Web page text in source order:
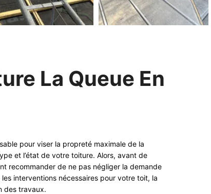
La Queue En
pour viser la propreté maximale de la
et l’état de votre toiture. Alors, avant de
recommander de ne pas négliger la demande
interventions nécessaires pour votre toit, la
des travaux.